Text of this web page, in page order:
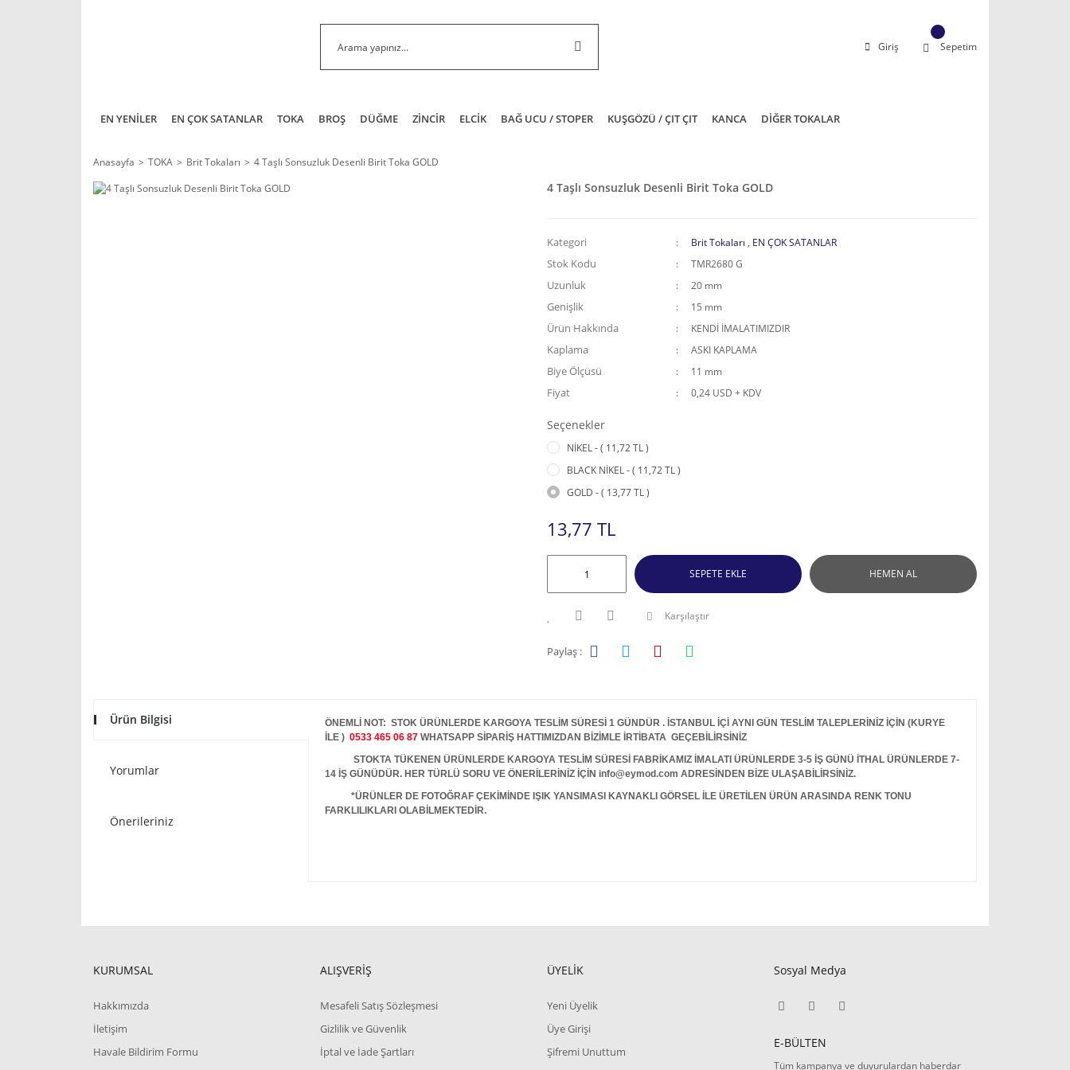
Giriş Sepetim
EN YENİLER EN ÇOK SATANLAR TOKA BROŞ DÜĞME ZİNCİR ELCİK BAĞ UCU / STOPER KUŞGÖZÜ / ÇIT ÇIT KANCA DİĞER TOKALAR
Anasayfa TOKA Brit Tokaları 4 Taşlı Sonsuzluk Desenli Birit Toka GOLD
4 Taşlı Sonsuzluk Desenli Birit Toka GOLD
Kategori Brit Tokaları , EN ÇOK SATANLAR
Stok Kodu TMR2680 G
Uzunluk 20 mm
Genişlik 15 mm
Ürün Hakkında KENDİ İMALATIMIZDIR
Kaplama ASKI KAPLAMA
Biye Ölçüsü 11 mm
Fiyat 0,24 USD + KDV
Seçenekler
NİKEL - ( 11,72 TL )
BLACK NİKEL - ( 11,72 TL )
GOLD - ( 13,77 TL )
13,77 TL
SEPETE EKLE HEMEN AL
Karşılaştır
Paylaş :
Ürün Bilgisi
Yorumlar
Önerileriniz
ÖNEMLİ NOT: STOK ÜRÜNLERDE KARGOYA TESLİM SÜRESİ 1 GÜNDÜR . İSTANBUL İÇİ AYNI GÜN TESLİM TALEPLERİNİZ İÇİN (KURYE
İLE ) 0533 465 06 87 WHATSAPP SİPARİŞ HATTIMIZDAN BİZİMLE İRTİBATA GEÇEBİLİRSİNİZ
STOKTA TÜKENEN ÜRÜNLERDE KARGOYA TESLİM SÜRESİ FABRİKAMIZ İMALATI ÜRÜNLERDE 3-5 İŞ GÜNÜ İTHAL ÜRÜNLERDE 7-
14 İŞ GÜNÜDÜR. HER TÜRLÜ SORU VE ÖNERİLERİNİZ İÇİN info@eymod.com ADRESİNDEN BİZE ULAŞABİLİRSİNİZ.
*ÜRÜNLER DE FOTOĞRAF ÇEKİMİNDE IŞIK YANSIMASI KAYNAKLI GÖRSEL İLE ÜRETİLEN ÜRÜN ARASINDA RENK TONU
FARKLILIKLARI OLABİLMEKTEDİR.
KURUMSAL
Hakkımızda
İletişim
Havale Bildirim Formu
ALIŞVERİŞ
Mesafeli Satış Sözleşmesi
Gizlilik ve Güvenlik
İptal ve İade Şartları
ÜYELİK
Yeni Üyelik
Üye Girişi
Şifremi Unuttum
Sosyal Medya
E-BÜLTEN
Tüm kampanya ve duyurulardan haberdar